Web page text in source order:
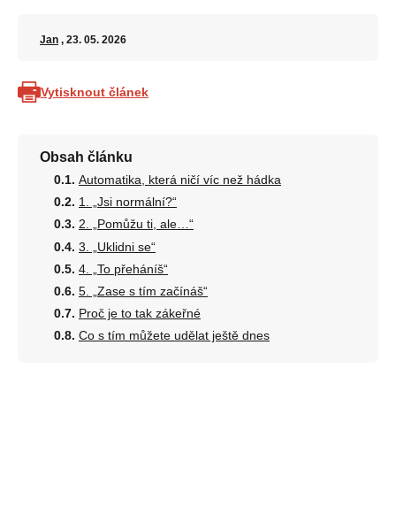
Jan , 23. 05. 2026
Vytisknout článek
Obsah článku
Automatika, která ničí víc než hádka
1. „Jsi normální?“
2. „Pomůžu ti, ale…“
3. „Uklidni se“
4. „To přeháníš“
5. „Zase s tím začínáš“
Proč je to tak zákeřné
Co s tím můžete udělat ještě dnes